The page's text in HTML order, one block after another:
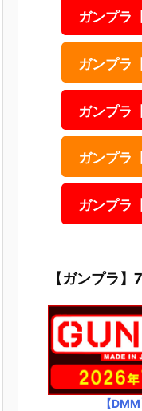
ガンプラ
ガンプラ
ガンプラ
ガンプラ
ガンプラ
【ガンプラ
【